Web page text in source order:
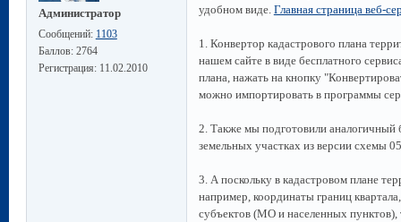
Администратор
Сообщений: 1103
Баллов: 2764
Регистрация: 11.02.2010
удобном виде. Главная страница веб-
1. Конвертор кадастрового плана
нашем сайте в виде бесплатного
плана, нажать на кнопку
можно импортировать в программы
2. Также мы подготовили аналогичный
земельных участках из версии схемы
3. А поскольку в кадастровом плане
например, координаты границ
субъектов (МО и населенных пунктов),